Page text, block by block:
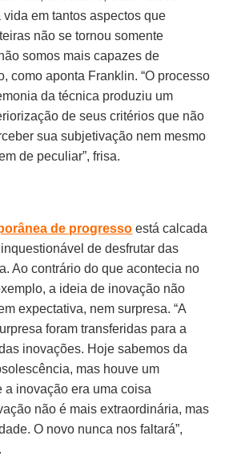
em tantos aspectos que
não se tornou somente
somos mais capazes de
como aponta Franklin. “O processo
da técnica produziu um
de seus critérios que não
sua subjetivação nem mesmo
de peculiar”, frisa.
de progresso está calcada
de desfrutar das
Ao contrário do que acontecia no
a ideia de inovação não
expectativa, nem surpresa. “A
foram transferidas para a
inovações. Hoje sabemos da
mas houve um
a inovação era uma coisa
não é mais extraordinária, mas
O novo nunca nos faltará”,